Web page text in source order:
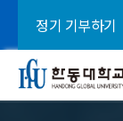
정기 기부하기